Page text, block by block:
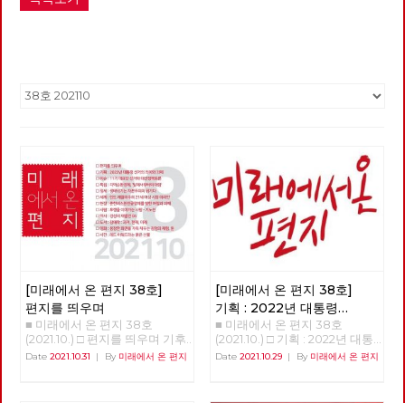
[미래에서 온 편지 38호]
편지를 띄우며
■ 미래에서 온 편지 38호
(2021.10.) □ 편지를 띄우며 기후
위기와 경제위기, 그리고 심화된
Date 2021.10.31 | By 미래에서 온 편지
[미래에서 온 편지 38호]
기획 : 2022년 대통령
선거의 의미와 과제(1)
■ 미래에서 온 편지 38호
(2021.10.) □ 기획 : 2022년 대통
령 선거의 의미와 과제 함께, 바
Date 2021.10.29| By 미래에서 온 편지